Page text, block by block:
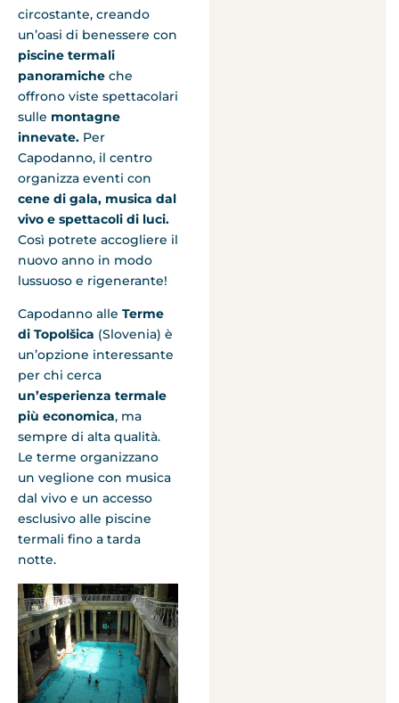
circostante, creando
un’oasi di benessere con
piscine termali
panoramiche che
offrono viste spettacolari
sulle montagne
innevate. Per
Capodanno, il centro
organizza eventi con
cene di gala, musica dal
vivo e spettacoli di luci.
Così potrete accogliere il
nuovo anno in modo
lussuoso e rigenerante!
Capodanno alle Terme
di Topolšica (Slovenia) è
un’opzione interessante
per chi cerca
un’esperienza termale
più economica, ma
sempre di alta qualità.
Le terme organizzano
un veglione con musica
dal vivo e un accesso
esclusivo alle piscine
termali fino a tarda
notte.